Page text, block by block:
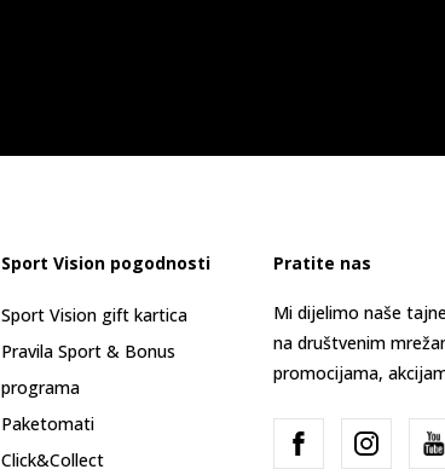
Sport Vision pogodnosti
Sport Vision gift kartica
Pravila Sport & Bonus
programa
Paketomati
Click&Collect
Pratite nas
Mi dijelimo naše
na društvenim
promocijama,